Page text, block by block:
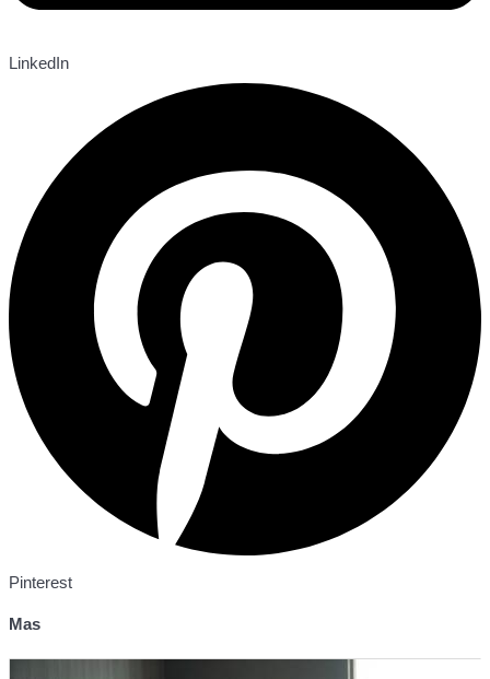
LinkedIn
Pinterest
Mas